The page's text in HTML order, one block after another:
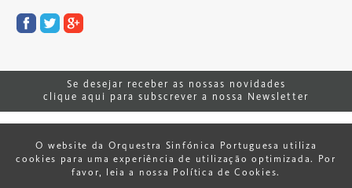
O website da Orquestra Sinfónica Portuguesa utiliza
cookies para uma experiência de utilização optimizada. Por
favor, leia a nossa Política de Cookies.
Se desejar receber as nossas novidades
clique aqui para subscrever a nossa Newsletter